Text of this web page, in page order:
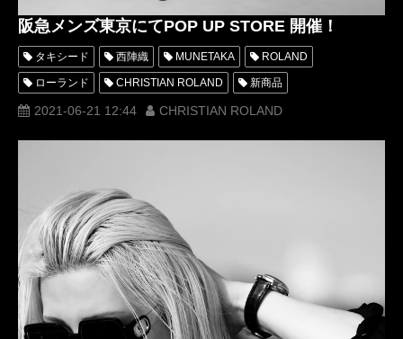
阪急メンズ東京にてPOP UP STORE 開催！
タキシード 西陣織 MUNETAKA ROLAND
ローランド CHRISTIAN ROLAND 新商品
阪急メンズ東京 マスクケース
2021-06-21 12:44 CHRISTIAN ROLAND